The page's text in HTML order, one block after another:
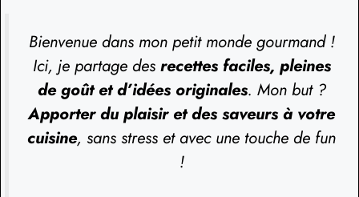
Bienvenue dans mon petit monde gourmand !
Ici, je partage des recettes faciles, pleines
de goût et d’idées originales. Mon but ?
Apporter du plaisir et des saveurs à votre
cuisine, sans stress et avec une touche de fun
!